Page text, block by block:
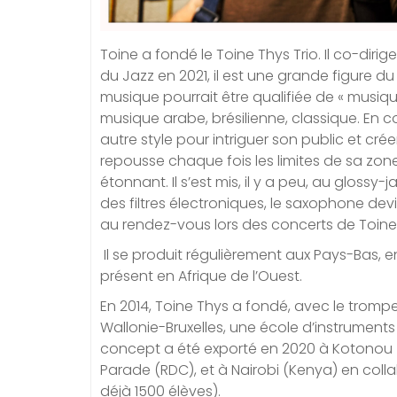
Toine a fondé le Toine Thys Trio. Il co-
du Jazz en 2021, il est une grande figure
musique pourrait être qualifiée de «
musique arabe, brésilienne, classique. En
autre style pour intriguer son public et
repousse chaque fois les limites de sa
étonnant. Il s’est mis, il y a peu, au
des filtres électroniques, le saxophone
au rendez-vous lors des concerts de
Il se produit régulièrement aux Pays-Bas,
présent en Afrique de l’Ouest.
En 2014, Toine Thys a fondé, avec le
Wallonie-Bruxelles, une école
concept a été exporté en 2020 à
Parade (RDC), et à Nairobi (Kenya) en
déjà 1500 élèves).